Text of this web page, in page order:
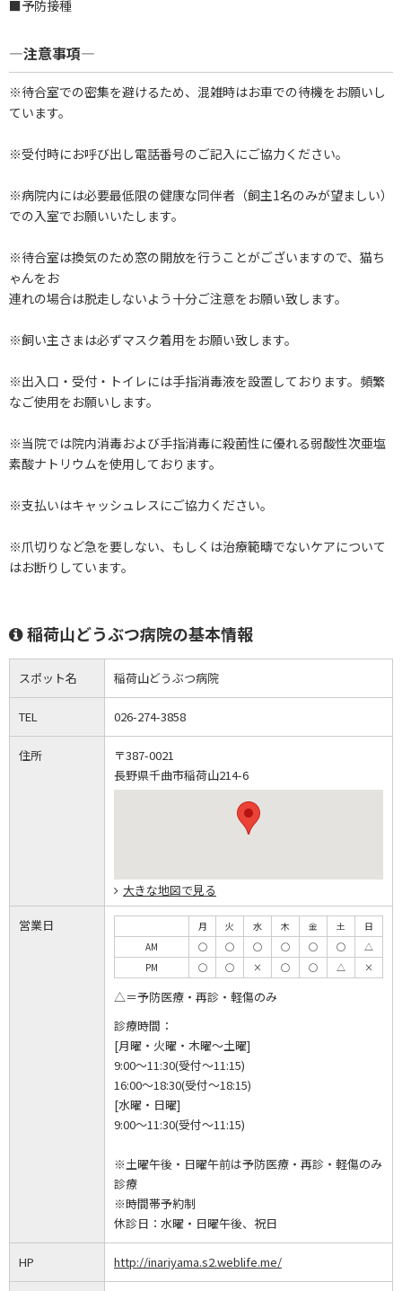
■予防接種
―注意事項―
※待合室での密集を避けるため、混雑時はお車での待機をお願いし
ています。
※受付時にお呼び出し電話番号のご記入にご協力ください。
※病院内には必要最低限の健康な同伴者（飼主1名のみが望ましい）
での入室でお願いいたします。
※待合室は換気のため窓の開放を行うことがございますので、猫ち
ゃんをお
連れの場合は脱走しないよう十分ご注意をお願い致します。
※飼い主さまは必ずマスク着用をお願い致します。
※出入口・受付・トイレには手指消毒液を設置しております。頻繁
なご使用をお願いします。
※当院では院内消毒および手指消毒に殺菌性に優れる弱酸性次亜塩
素酸ナトリウムを使用しております。
※支払いはキャッシュレスにご協力ください。
※爪切りなど急を要しない、もしくは治療範疇でないケアについて
はお断りしています。
稲荷山どうぶつ病院の基本情報
スポット名 稲荷山どうぶつ病院
TEL 026-274-3858
住所
〒387-0021
長野県千曲市稲荷山214-6
大きな地図で見る
営業日 月 火 水 木 金 土
日
AM
◯ ◯ ◯ ◯ ◯ ◯
△
PM
◯ ◯ × ◯ ◯ △ ×
△＝予防医療・再診・軽傷のみ
診療時間：
[月曜・火曜・木曜～土曜]
9:00～11:30(受付～11:15)
16:00～18:30(受付～18:15)
[水曜・日曜]
9:00～11:30(受付～11:15)
※土曜午後・日曜午前は予防医療・再診・軽傷のみ
診療
※時間帯予約制
休診日： 水曜・日曜午後、祝日
HP http://inariyama.s2.weblife.me/